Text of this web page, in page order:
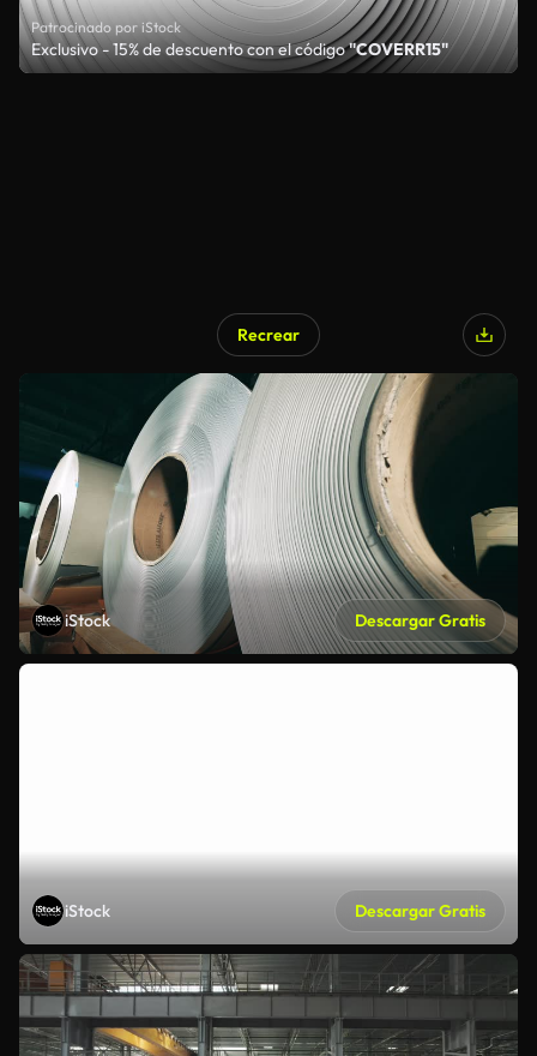
Patrocinado por iStock
Exclusivo - 15% de descuento con el código"COVERR15"
Recrear
iStock Descargar Gratis
iStock Descargar Gratis